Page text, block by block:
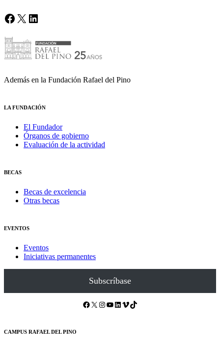
Facebook
X LinkedIn
Además en la Fundación Rafael del Pino
LA FUNDACIÓN
El Fundador
Órganos de gobierno
Evaluación de la actividad
BECAS
Becas de excelencia
Otras becas
EVENTOS
Eventos
Iniciativas permanentes
Subscríbase
Facebook X Instagram YouTube LinkedIn Vimeo TikTok
CAMPUS RAFAEL DEL PINO